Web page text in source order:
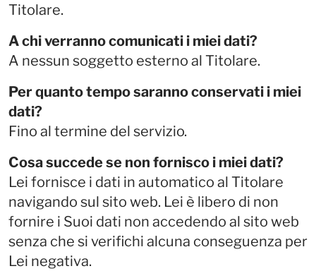
Titolare.
A chi verranno comunicati i miei dati?
A nessun soggetto esterno al Titolare.
Per quanto tempo saranno conservati i miei
dati?
Fino al termine del servizio.
Cosa succede se non fornisco i miei dati?
Lei fornisce i dati in automatico al Titolare
navigando sul sito web. Lei è libero di non
fornire i Suoi dati non accedendo al sito web
senza che si verifichi alcuna conseguenza per
Lei negativa.